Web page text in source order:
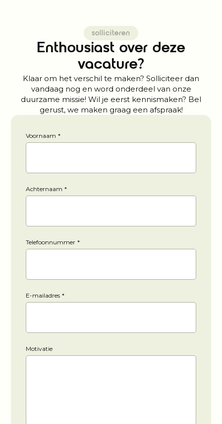
solliciteren
Enthousiast over deze
vacature?
Klaar om het verschil te maken? Solliciteer dan
vandaag nog en word onderdeel van onze
duurzame missie! Wil je eerst kennismaken? Bel
gerust, we maken graag een afspraak!
Voornaam *
Achternaam *
Telefoonnummer *
E-mailadres *
Motivatie